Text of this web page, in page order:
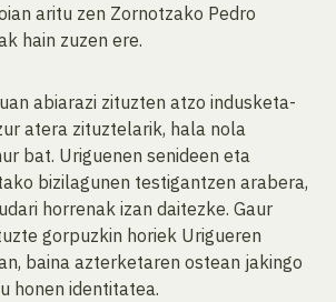
aritu zen Zornotzako Pedro
hain zuzen ere.
abiarazi zituzten atzo indusketa-
atera zituztelarik, hala nola
bat. Uriguenen senideen eta
bizilagunen testigantzen arabera,
horrenak izan daitezke. Gaur
gorpuzkin horiek Urigueren
baina azterketaren ostean jakingo
honen identitatea.